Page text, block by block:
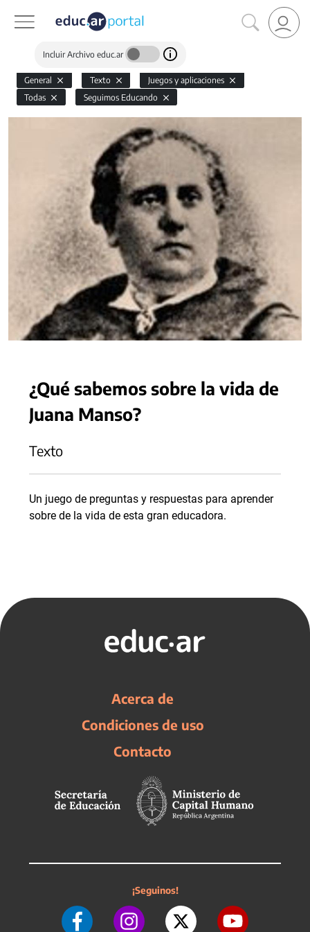
Incluir Archivo educ.ar
General Texto
Juegos y aplicaciones
Todas
Seguimos Educando
¿Qué sabemos sobre la vida de
Juana Manso?
Texto
Un juego de preguntas y respuestas para aprender
sobre de la vida de esta gran educadora.
Acerca de
Condiciones de uso
Contacto
¡Seguinos!